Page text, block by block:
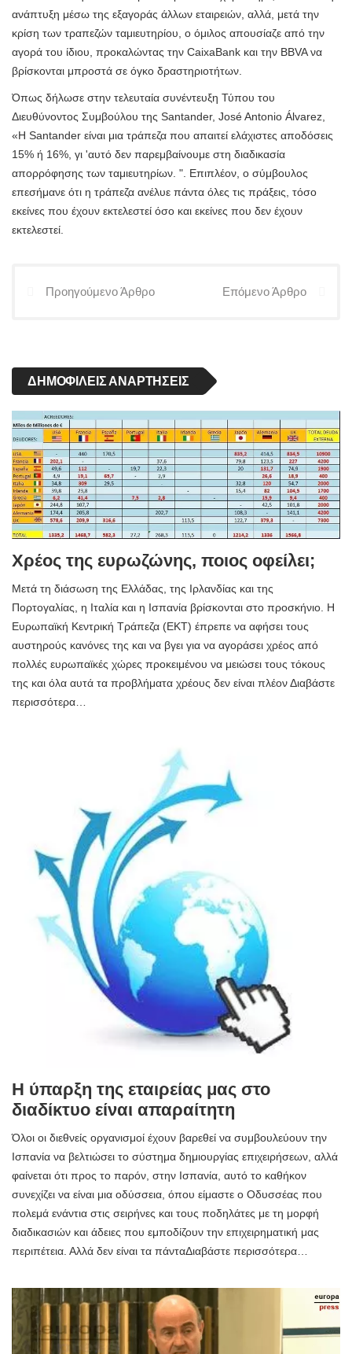
ανάπτυξη μέσω της εξαγοράς άλλων εταιρειών, αλλά, μετά την
κρίση των τραπεζών ταμιευτηρίου, ο όμιλος απουσίαζε από την
αγορά του ίδιου, προκαλώντας την CaixaBank και την BBVA να
βρίσκονται μπροστά σε όγκο δραστηριοτήτων.
Όπως δήλωσε στην τελευταία συνέντευξη Τύπου του
Διευθύνοντος Συμβούλου της Santander, José Antonio Álvarez,
«Η Santander είναι μια τράπεζα που απαιτεί ελάχιστες αποδόσεις
15% ή 16%, γι 'αυτό δεν παρεμβαίνουμε στη διαδικασία
απορρόφησης των ταμιευτηρίων. ". Επιπλέον, ο σύμβουλος
επεσήμανε ότι η τράπεζα ανέλυε πάντα όλες τις πράξεις, τόσο
εκείνες που έχουν εκτελεστεί όσο και εκείνες που δεν έχουν
εκτελεστεί.
Προηγούμενο Άρθρο Επόμενο Άρθρο
ΔΗΜΟΦΙΛΕΊΣ ΑΝΑΡΤΉΣΕΙΣ
Χρέος της ευρωζώνης, ποιος οφείλει;
Μετά τη διάσωση της Ελλάδας, της Ιρλανδίας και της
Πορτογαλίας, η Ιταλία και η Ισπανία βρίσκονται στο προσκήνιο. Η
Ευρωπαϊκή Κεντρική Τράπεζα (ΕΚΤ) έπρεπε να αφήσει τους
αυστηρούς κανόνες της και να βγει για να αγοράσει χρέος από
πολλές ευρωπαϊκές χώρες προκειμένου να μειώσει τους τόκους
της και όλα αυτά τα προβλήματα χρέους δεν είναι πλέον Διαβάστε
περισσότερα…
Η ύπαρξη της εταιρείας μας στο
διαδίκτυο είναι απαραίτητη
Όλοι οι διεθνείς οργανισμοί έχουν βαρεθεί να συμβουλεύουν την
Ισπανία να βελτιώσει το σύστημα δημιουργίας επιχειρήσεων, αλλά
φαίνεται ότι προς το παρόν, στην Ισπανία, αυτό το καθήκον
συνεχίζει να είναι μια οδύσσεια, όπου είμαστε ο Οδυσσέας που
πολεμά ενάντια στις σειρήνες και τους ποδηλάτες με τη μορφή
διαδικασιών και άδειες που εμποδίζουν την επιχειρηματική μας
περιπέτεια. Αλλά δεν είναι τα πάνταΔιαβάστε περισσότερα…